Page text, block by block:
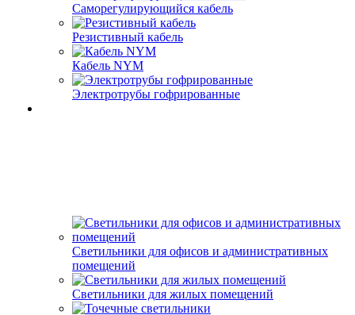
Саморегулирующийся кабель
Резистивный кабель
Кабель NYM
Электротрубы гофрированные
Светильники для офисов и административных
помещений
Светильники для жилых помещений